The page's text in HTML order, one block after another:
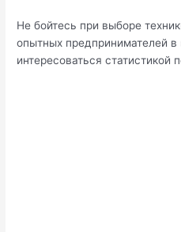
Не бойтесь при выборе
опытных предпринимателей
интересоваться статистикой